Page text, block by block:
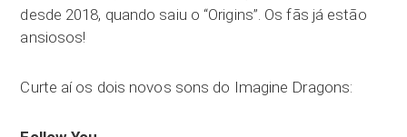
desde 2018, quando saiu o “Origins”. Os fãs já estão
ansiosos!
Curte aí os dois novos sons do Imagine Dragons: